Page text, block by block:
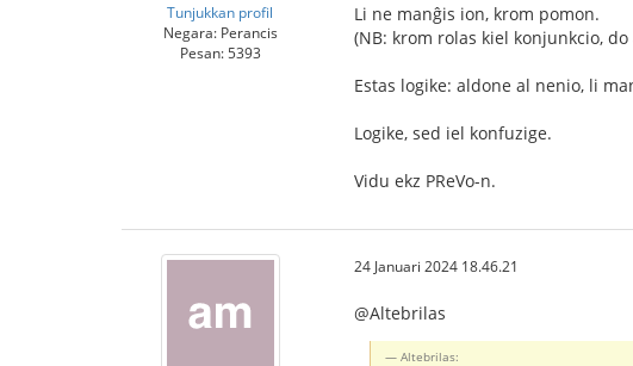
Tunjukkan profil
Negara: Perancis
Pesan: 5393
Li ne manĝis ion, krom pomon.
(NB: krom rolas kiel konjunkcio, do
Estas logike: aldone al nenio, li
Logike, sed iel konfuzige.
Vidu ekz PReVo-n.
24 Januari 2024 18.46.21
@Altebrilas
Altebrilas: